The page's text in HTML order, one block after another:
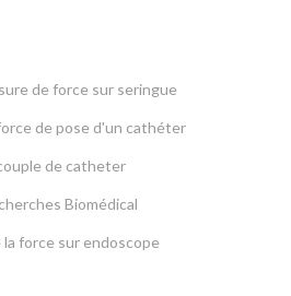
de force sur seringue
de pose d'un cathéter
de catheter
Biomédical
force sur endoscope